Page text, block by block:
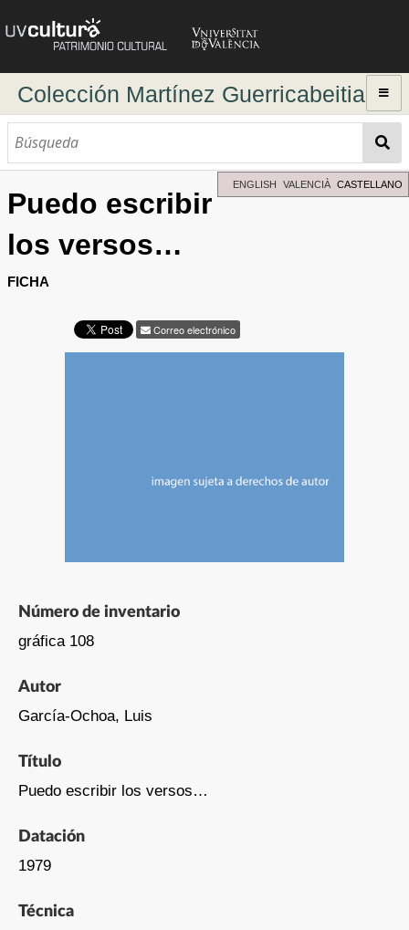
Colección Martínez Guerricabeitia
Explorar
Búsqueda avanzada
Directorio de autores
ENGLISH VALENCIÀ CASTELLANO
Puedo escribir
los versos…
FICHA
Correo electrónico
Número de inventario
gráfica 108
Autor
García-Ochoa, Luis
Título
Puedo escribir los versos…
Datación
1979
Técnica